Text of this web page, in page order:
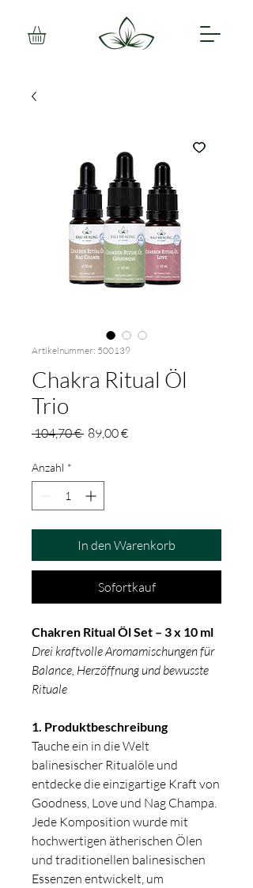
Artikelnummer: 500139
Chakra Ritual Öl
Trio
104,70 € Standardpreis
89,00 €Sale-
Anzahl *
In den Warenkorb
Sofortkauf
Chakren Ritual Öl Set – 3 x 10 ml
Drei kraftvolle Aromamischungen für
Balance, Herzöffnung und bewusste
Rituale
1. Produktbeschreibung
Tauche ein in die Welt
balinesischer Ritualöle und
entdecke die einzigartige Kraft von
Goodness, Love und Nag Champa.
Jede Komposition wurde mit
hochwertigen ätherischen Ölen
und traditionellen balinesischen
Essenzen entwickelt, um